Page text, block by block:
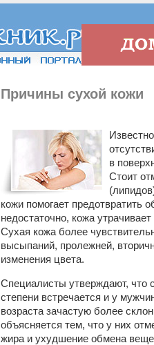
Причины сухой кожи
в
Стоит
кожи помогает предотвратить
недостаточно, кожа
Сухая кожа более
высыпаний, пролежней,
изменения цвета.
Специалисты утверждают, что
степени встречается и у
возраста зачастую более
объясняется тем, что у них
жира и ухудшение обмена